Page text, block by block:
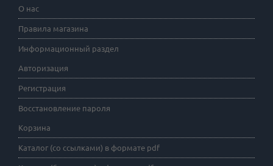
О нас
Правила магазина
Информационный раздел
Авторизация
Регистрация
Восстановление пароля
Корзина
Каталог (со ссылками) в формате pdf